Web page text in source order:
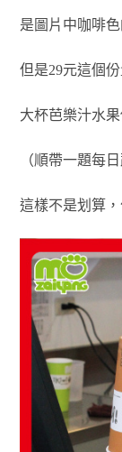
是圖片中咖啡
但是29元這個
大杯芭樂汁水
（順帶一題每
這樣不是划算